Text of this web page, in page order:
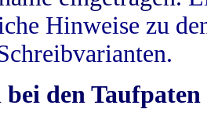
Hinweise zu
den Taufpaten